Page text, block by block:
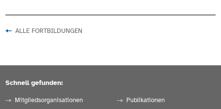
ALLE FORTBILDUNGEN
Schnell gefunden:
Mitgliedsorganisationen
Publikationen